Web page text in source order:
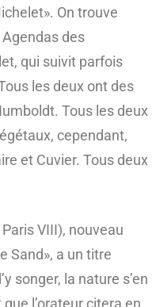
On trouve
des
qui suivit parfois
les deux ont des
Tous les deux
cependant,
et Cuvier. Tous deux
VIII), nouveau
Sand», a un titre
songer, la nature s’en